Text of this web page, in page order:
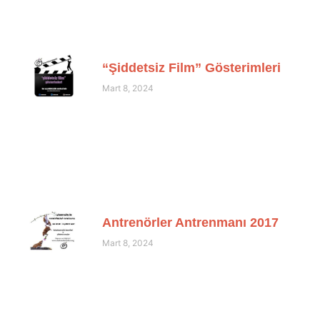
“Şiddetsiz Film” Gösterimleri
Mart 8, 2024
Antrenörler Antrenmanı 2017
Mart 8, 2024